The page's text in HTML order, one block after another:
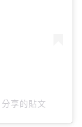
享的貼文